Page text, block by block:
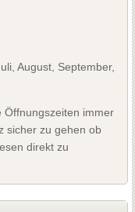
August, September,
Öffnungszeiten immer
sicher zu gehen ob
direkt zu